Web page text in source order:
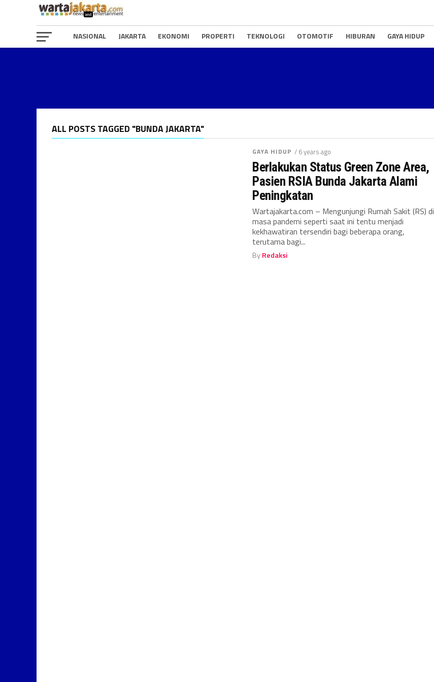
NASIONAL JAKARTA EKONOMI PROPERTI TEKNOLOGI OTOMOTIF HIBURAN GAYA HIDUP
ALL POSTS TAGGED "BUNDA JAKARTA"
GAYA HIDUP / 6 years ago
Berlakukan Status Green Zone Area,
Pasien RSIA Bunda Jakarta Alami
Peningkatan
Wartajakarta.com – Mengunjungi Rumah Sakit (RS) di
masa pandemi seperti saat ini tentu menjadi
kekhawatiran tersendiri bagi beberapa orang,
terutama bagi...
ByRedaksi